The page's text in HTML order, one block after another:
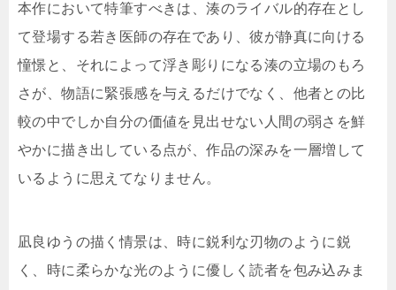
本作において特筆すべきは、湊のライバル的存在とし
て登場する若き医師の存在であり、彼が静真に向ける
憧憬と、それによって浮き彫りになる湊の立場のもろ
さが、物語に緊張感を与えるだけでなく、他者との比
較の中でしか自分の価値を見出せない人間の弱さを鮮
やかに描き出している点が、作品の深みを一層増して
いるように思えてなりません。
凪良ゆうの描く情景は、時に鋭利な刃物のように鋭
く、時に柔らかな光のように優しく読者を包み込みま